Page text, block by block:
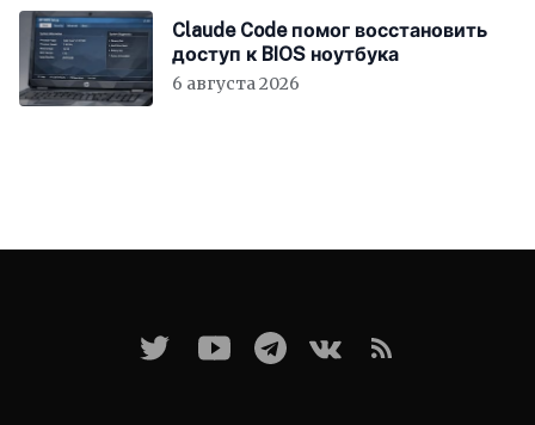
Claude Code помог восстановить
доступ к BIOS ноутбука
6 августа 2026